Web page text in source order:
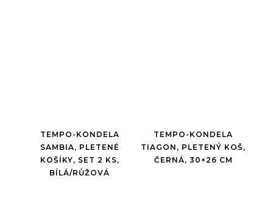
TEMPO-KONDELA
SAMBIA, PLETENÉ
KOŠÍKY, SET 2 KS,
BÍLÁ/RŮŽOVÁ
TEMPO-KONDELA
TIAGON, PLETENÝ KOŠ,
ČERNÁ, 30×26 CM